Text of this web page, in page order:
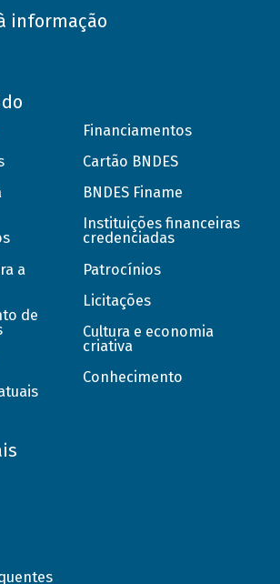
informação
a
de
Financiamentos
Cartão BNDES
BNDES Finame
Instituições financeiras
credenciadas
Patrocínios
Licitações
Cultura e economia
criativa
Conhecimento